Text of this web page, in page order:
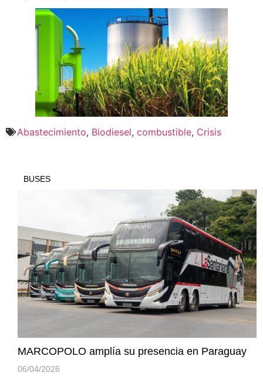
Abastecimiento, Biodiesel, combustible, Crisis
BUSES
MARCOPOLO amplía su presencia en Paraguay
06/04/2026